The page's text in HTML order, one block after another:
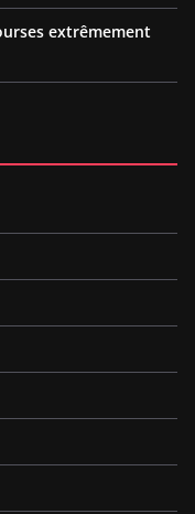
extrêmement